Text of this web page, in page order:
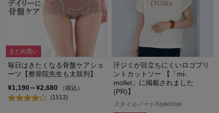
まとめ買い
毎日はきたくなる骨盤ケアショ
ーツ【整骨院先生も太鼓判】
¥1,190～¥2,680
（税込）
(1513)
汗ジミが目立ちにくいロゴプリ
ントカットソー 【「mi-
mollet」に掲載されました
(PR)】
スタイルノート/StyleNote